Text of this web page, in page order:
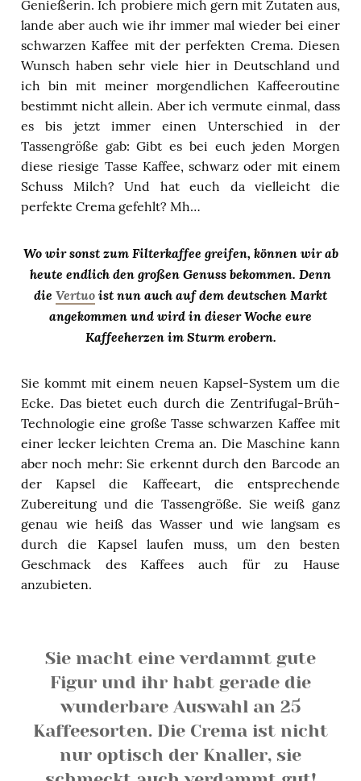
Genießerin. Ich probiere mich gern mit Zutaten aus,
lande aber auch wie ihr immer mal wieder bei einer
schwarzen Kaffee mit der perfekten Crema. Diesen
Wunsch haben sehr viele hier in Deutschland und
ich bin mit meiner morgendlichen Kaffeeroutine
bestimmt nicht allein. Aber ich vermute einmal, dass
es bis jetzt immer einen Unterschied in der
Tassengröße gab: Gibt es bei euch jeden Morgen
diese riesige Tasse Kaffee, schwarz oder mit einem
Schuss Milch? Und hat euch da vielleicht die
perfekte Crema gefehlt? Mh…
Wo wir sonst zum Filterkaffee greifen, können wir ab
heute endlich den großen Genuss bekommen. Denn
die Vertuoist nun auch auf dem deutschen Markt
angekommen und wird in dieser Woche eure
Kaffeeherzen im Sturm erobern.
Sie kommt mit einem neuen Kapsel-System um die
Ecke. Das bietet euch durch die Zentrifugal-Brüh-
Technologie eine große Tasse schwarzen Kaffee mit
einer lecker leichten Crema an. Die Maschine kann
aber noch mehr: Sie erkennt durch den Barcode an
der Kapsel die Kaffeeart, die entsprechende
Zubereitung und die Tassengröße. Sie weiß ganz
genau wie heiß das Wasser und wie langsam es
durch die Kapsel laufen muss, um den besten
Geschmack des Kaffees auch für zu Hause
anzubieten.
Sie macht eine verdammt gute
Figur und ihr habt gerade die
wunderbare Auswahl an 25
Kaffeesorten. Die Crema ist nicht
nur optisch der Knaller, sie